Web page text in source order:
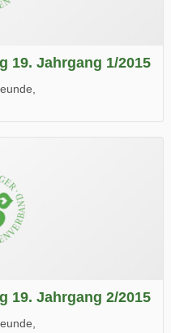
19. Jahrgang 1/2015
Lesen.
19. Jahrgang 2/2015